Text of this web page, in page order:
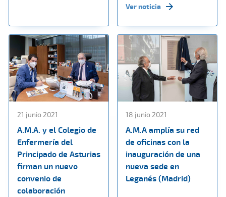
Ver noticia
21 junio 2021
A.M.A. y el Colegio de
Enfermería del
Principado de Asturias
firman un nuevo
convenio de
colaboración
18 junio 2021
A.M.A amplía su red
de oficinas con la
inauguración de una
nueva sede en
Leganés (Madrid)